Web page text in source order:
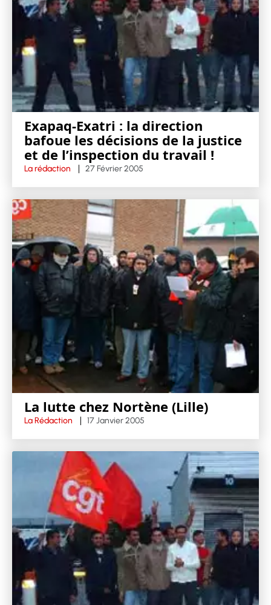
Exapaq-Exatri : la direction
bafoue les décisions de la justice
et de l’inspection du travail !
La rédaction 27 Février 2005
La lutte chez Nortène (Lille)
La Rédaction 17 Janvier 2005